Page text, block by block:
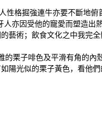
性格掘強連牛亦要不斷地俯
亦因受他的寵愛而塑造出
藝術；飲食文化之中我完全
栗子啡色及平滑有角的內
陽光似的栗子黃色，看他